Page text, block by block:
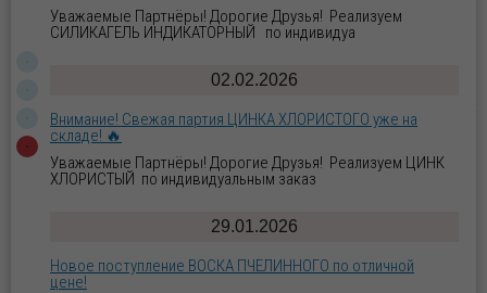
Уважаемые Партнёры! Дорогие Друзья! Реализуем
СИЛИКАГЕЛЬ ИНДИКАТОРНЫЙ по индивидуа
02.02.2026
Внимание! Свежая партия ЦИНКА ХЛОРИСТОГО уже на
складе! 🔥
Уважаемые Партнёры! Дорогие Друзья! Реализуем ЦИНК
ХЛОРИСТЫЙ по индивидуальным заказ
29.01.2026
Новое поступление ВОСКА ПЧЕЛИННОГО по отличной
цене!